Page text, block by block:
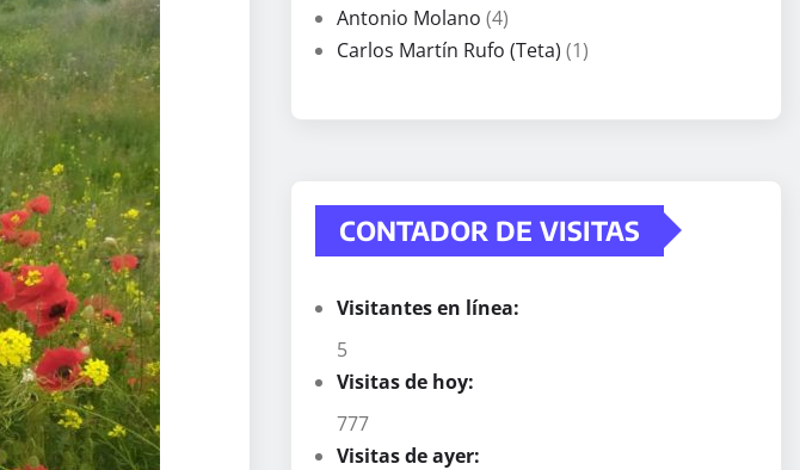
Antonio Molano (4)
Carlos Martín Rufo (Teta) (1)
CONTADOR DE VISITAS
Visitantes en línea:
5
Visitas de hoy:
777
Visitas de ayer: